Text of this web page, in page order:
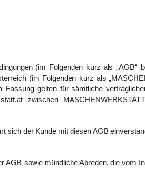
(im Folgenden kurz als „AGB“
(im Folgenden kurz als
Fassung gelten für sämtliche
zwischen
sich der Kunde mit diesen AGB
AGB sowie mündliche Abreden, die vom